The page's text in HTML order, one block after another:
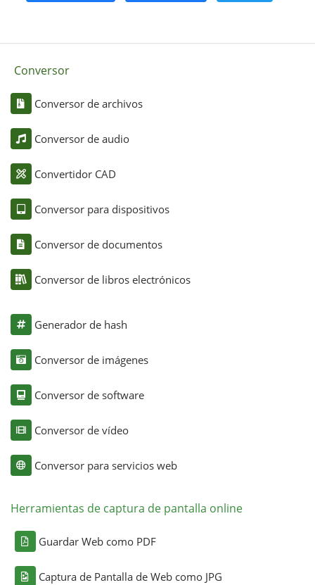
Conversor
Conversor de archivos
Conversor de audio
Convertidor CAD
Conversor para dispositivos
Conversor de documentos
Conversor de libros electrónicos
Generador de hash
Conversor de imágenes
Conversor de software
Conversor de vídeo
Conversor para servicios web
Herramientas de captura de pantalla online
Guardar Web como PDF
Captura de Pantalla de Web como JPG